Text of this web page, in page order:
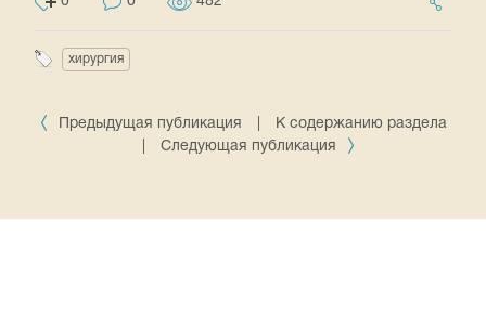
хирургия
Предыдущая публикация
К содержанию раздела
Следующая публикация